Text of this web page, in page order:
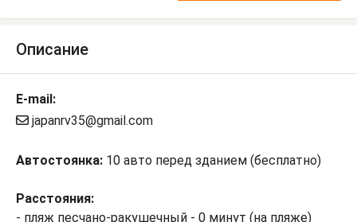
Описание
E-mail:
japanrv35@gmail.com
Автостоянка: 10 авто перед зданием (бесплатно)
Расстояния:
- пляж песчано-ракушечный - 0 минут (на пляже)